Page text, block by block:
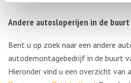
Andere autosloperijen in de buurt
Bent u op zoek naar een andere
autodemontagebedrijf in de buurt
Hieronder vind u een overzicht van